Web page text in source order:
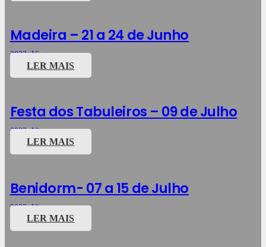
Madeira – 21 a 24 de Junho
2023,Viagens
LER MAIS
Festa dos Tabuleiros – 09 de Julho
2023,Viagens
LER MAIS
Benidorm- 07 a 15 de Julho
2023,Viagens
LER MAIS